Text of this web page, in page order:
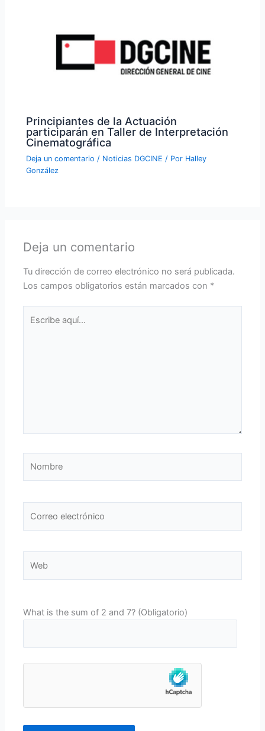
Principiantes de la Actuación
participarán en Taller de Interpretación
Cinematográfica
Deja un comentario / Noticias DGCINE / Por Halley
González
Deja un comentario
Tu dirección de correo electrónico no será publicada.
Los campos obligatorios están marcados con *
aquí...
electrónico
What is the sum of 2 and 7? (Obligatorio)